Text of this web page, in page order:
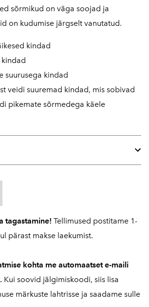
sõrmikud on väga soojad ja
on kudumise järgselt vanutatud.
kindad
kindad
suurusega kindad
veidi suuremad kindad, mis sobivad
pikemate sõrmedega käele
tagastamine! Tellimused postitame 1-
pärast makse laekumist.
kohta me automaatset e-maili
Kui soovid jälgimiskoodi, siis lisa
märkuste lahtrisse ja saadame sulle